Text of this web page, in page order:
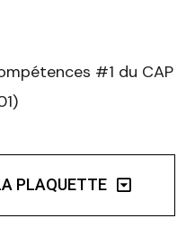
#1 du CAP
PLAQUETTE